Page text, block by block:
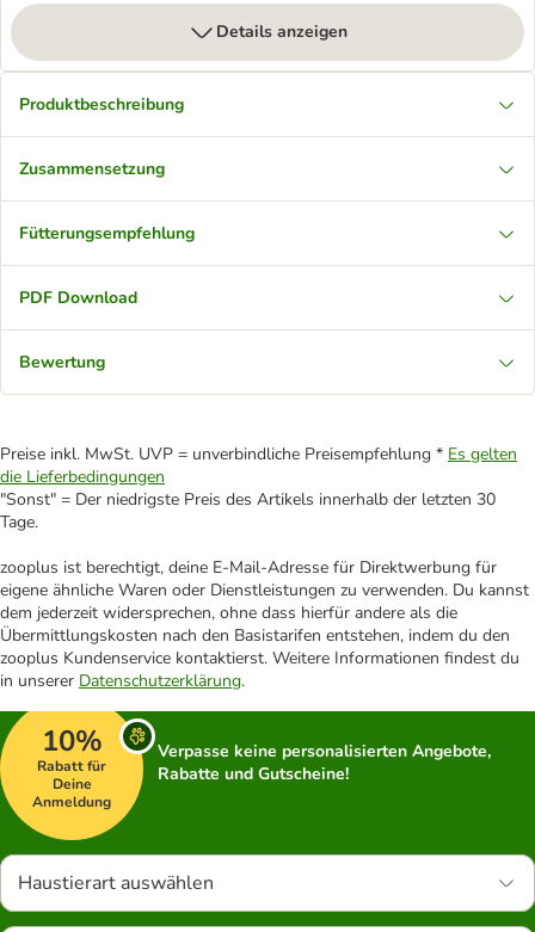
Details anzeigen
Produktbeschreibung
Zusammensetzung
Fütterungsempfehlung
PDF Download
Bewertung
Preise inkl. MwSt. UVP = unverbindliche Preisempfehlung * Es gelten
die Lieferbedingungen
"Sonst" = Der niedrigste Preis des Artikels innerhalb der letzten 30
Tage.
zooplus ist berechtigt, deine E-Mail-Adresse für Direktwerbung für
eigene ähnliche Waren oder Dienstleistungen zu verwenden. Du kannst
dem jederzeit widersprechen, ohne dass hierfür andere als die
Übermittlungskosten nach den Basistarifen entstehen, indem du den
zooplus Kundenservice kontaktierst. Weitere Informationen findest du
in unserer Datenschutzerklärung.
10%
Rabatt für
Deine
Anmeldung
Verpasse keine personalisierten Angebote,
Rabatte und Gutscheine!
Haustierart auswählen